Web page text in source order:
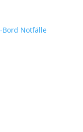
Bord Notfälle